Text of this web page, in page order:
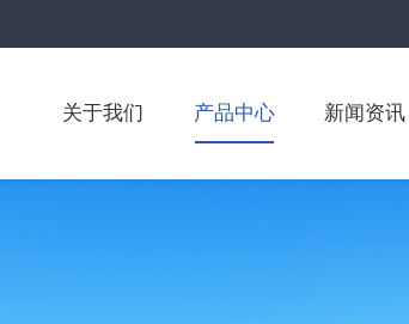
关于我们 产品中心 新闻资讯